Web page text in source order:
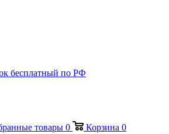
бесплатный по РФ
товары 0 Корзина 0